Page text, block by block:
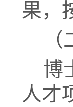
果，
博
人才